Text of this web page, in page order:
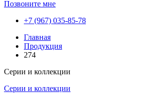
Позвоните мне
+7 (967) 035-85-78
Главная
Продукция
274
Серии и коллекции
Серии и коллекции